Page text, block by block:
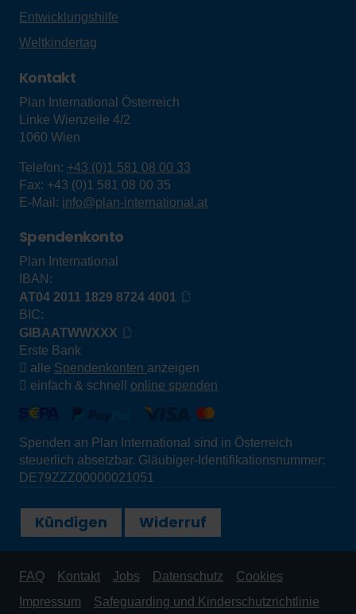
Entwicklungshilfe
Weltkindertag
Kontakt
Plan International Österreich
Linke Wienzeile 4/2
1060 Wien
Telefon: +43 (0)1 581 08 00 33
Fax: +43 (0)1 581 08 00 35
E-Mail: info@plan-international.at
Spendenkonto
Plan International
IBAN:
AT04 2011 1829 8724 4001
BIC:
GIBAATWWXXX
Erste Bank
alle Spendenkonten anzeigen
einfach & schnell online spenden
Spenden an Plan International sind in Österreich
steuerlich absetzbar. Gläubiger-Identifikationsnummer:
DE79ZZZ00000021051
Kündigen Widerruf
FAQ Kontakt Jobs Datenschutz
Cookies
Impressum
Safeguarding und Kinderschutzrichtlinie